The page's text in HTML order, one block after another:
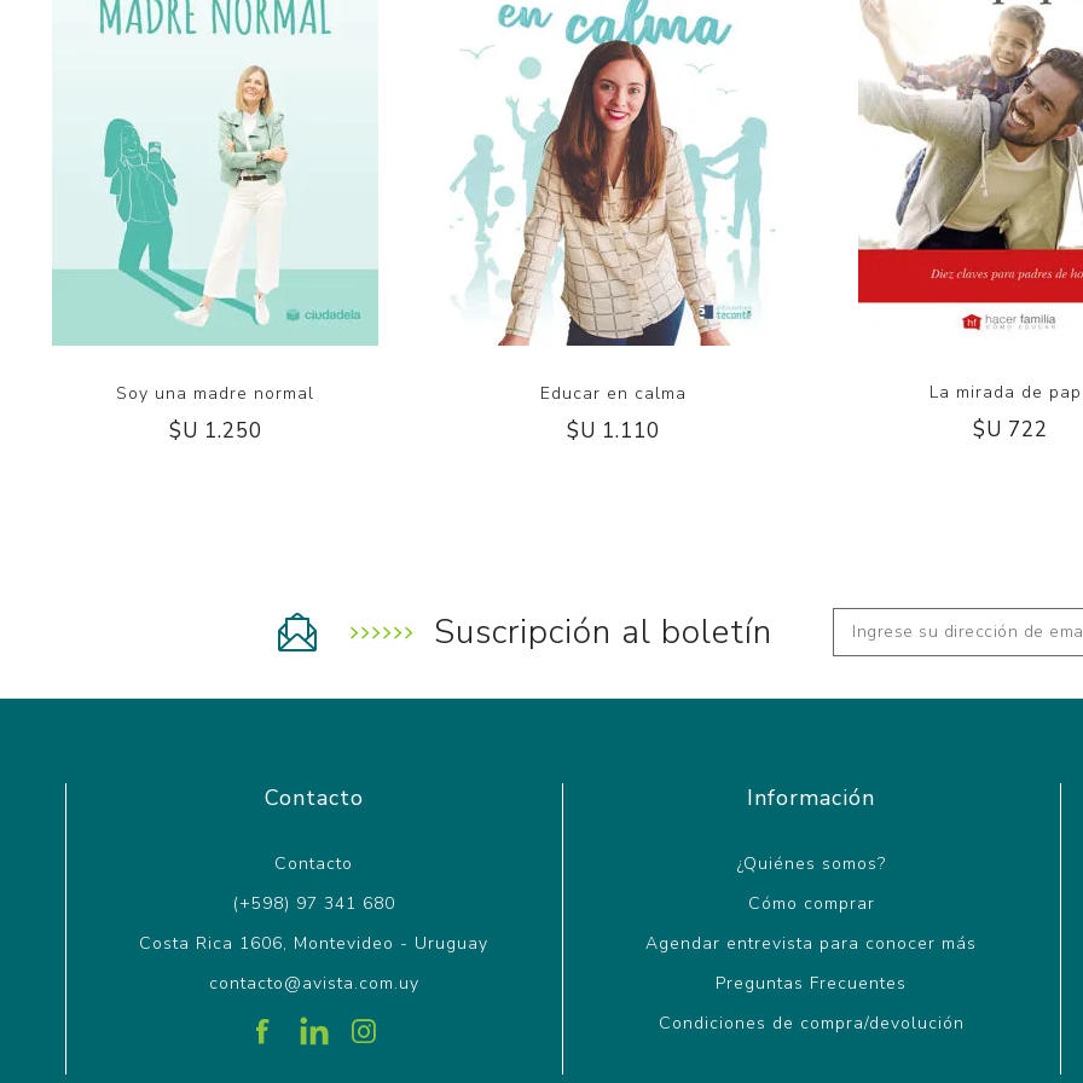
Soy una madre normal
$U 1.250
Educar en calma
$U 1.110
La mirada de
$U 722
Suscripción al boletín
Contacto
Contacto
(+598) 97 341 680
Costa Rica 1606, Montevideo - Uruguay
contacto@avista.com.uy
Información
¿Quiénes somos?
Cómo comprar
Agendar entrevista para conocer más
Preguntas Frecuentes
Condiciones de compra/devolución